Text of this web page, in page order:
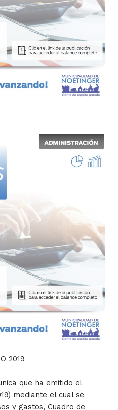
2019
que ha emitido el
mediante el cual se
y gastos, Cuadro de